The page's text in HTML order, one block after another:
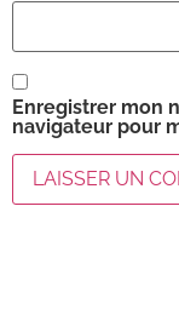
Enregistrer mon
navigateur pour